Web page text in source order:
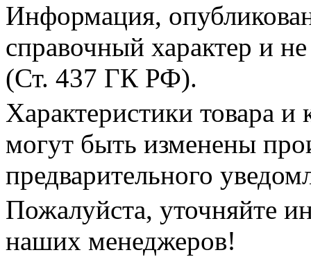
Информация,
справочный характер и
(Ст. 437 ГК РФ).
Характеристики товара и
могут быть изменены
предварительного
Пожалуйста, уточняйте
наших менеджеров!